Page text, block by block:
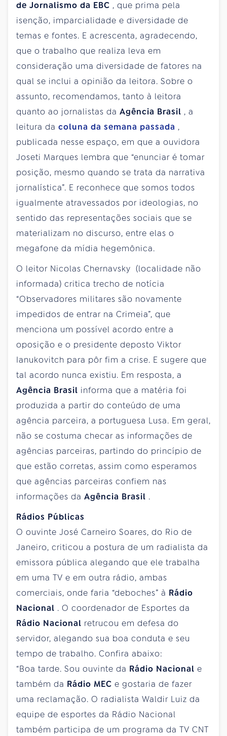
de Jornalismo da EBC , que prima pela
isenção, imparcialidade e diversidade de
temas e fontes. E acrescenta, agradecendo,
que o trabalho que realiza leva em
consideração uma diversidade de fatores na
qual se inclui a opinião da leitora. Sobre o
assunto, recomendamos, tanto à leitora
quanto ao jornalistas da Agência Brasil , a
leitura da coluna da semana passada ,
publicada nesse espaço, em que a ouvidora
Joseti Marques lembra que “enunciar é tomar
posição, mesmo quando se trata da narrativa
jornalística”. E reconhece que somos todos
igualmente atravessados por ideologias, no
sentido das representações sociais que se
materializam no discurso, entre elas o
megafone da mídia hegemônica.
O leitor Nicolas Chernavsky (localidade não
informada) critica trecho de notícia
“Observadores militares são novamente
impedidos de entrar na Crimeia”, que
menciona um possível acordo entre a
oposição e o presidente deposto Viktor
Ianukovitch para pôr fim a crise. E sugere que
tal acordo nunca existiu. Em resposta, a
Agência Brasil informa que a matéria foi
produzida a partir do conteúdo de uma
agência parceira, a portuguesa Lusa. Em geral,
não se costuma checar as informações de
agências parceiras, partindo do princípio de
que estão corretas, assim como esperamos
que agências parceiras confiem nas
informações da Agência Brasil .
Rádios Públicas
O ouvinte José Carneiro Soares, do Rio de
Janeiro, criticou a postura de um radialista da
emissora pública alegando que ele trabalha
em uma TV e em outra rádio, ambas
comerciais, onde faria “deboches” à Rádio
Nacional . O coordenador de Esportes da
Rádio Nacional retrucou em defesa do
servidor, alegando sua boa conduta e seu
tempo de trabalho. Confira abaixo:
“Boa tarde. Sou ouvinte da Rádio Nacional e
também da Rádio MEC e gostaria de fazer
uma reclamação. O radialista Waldir Luiz da
equipe de esportes da Rádio Nacional
também participa de um programa da TV CNT